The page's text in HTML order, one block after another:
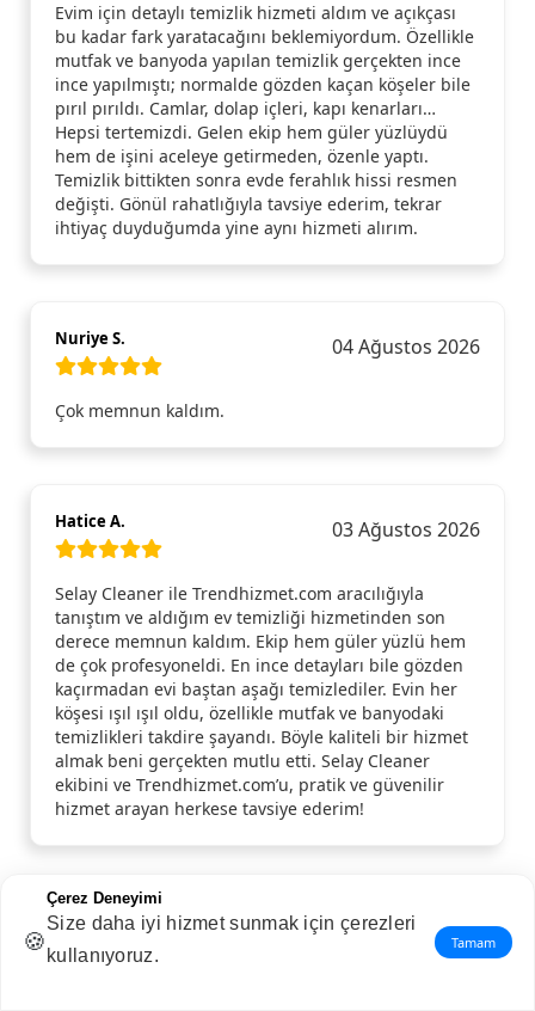
Evim için detaylı temizlik hizmeti aldım ve açıkçası
bu kadar fark yaratacağını beklemiyordum. Özellikle
mutfak ve banyoda yapılan temizlik gerçekten ince
ince yapılmıştı; normalde gözden kaçan köşeler bile
pırıl pırıldı. Camlar, dolap içleri, kapı kenarları…
Hepsi tertemizdi. Gelen ekip hem güler yüzlüydü
hem de işini aceleye getirmeden, özenle yaptı.
Temizlik bittikten sonra evde ferahlık hissi resmen
değişti. Gönül rahatlığıyla tavsiye ederim, tekrar
ihtiyaç duyduğumda yine aynı hizmeti alırım.
Nuriye S. 04 Ağustos 2026
Çok memnun kaldım.
Hatice A. 03 Ağustos 2026
Selay Cleaner ile Trendhizmet.com aracılığıyla
tanıştım ve aldığım ev temizliği hizmetinden son
derece memnun kaldım. Ekip hem güler yüzlü hem
de çok profesyoneldi. En ince detayları bile gözden
kaçırmadan evi baştan aşağı temizlediler. Evin her
köşesi ışıl ışıl oldu, özellikle mutfak ve banyodaki
temizlikleri takdire şayandı. Böyle kaliteli bir hizmet
almak beni gerçekten mutlu etti. Selay Cleaner
ekibini ve Trendhizmet.com’u, pratik ve güvenilir
hizmet arayan herkese tavsiye ederim!
Arzu B. 02 Ağustos 2026
🍪
Çerez Deneyimi
Size daha iyi hizmet sunmak için çerezleri
kullanıyoruz.
Tamam